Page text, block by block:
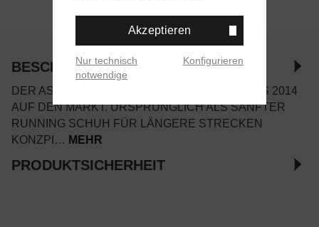
BESCHREIBUNG
DER ASICS GEL-CUMULUS 16 KAM ERSTMALS 2014
AUF DEN MARKT. URSPRÜNGLICH ALS SANFTER
RUNNING SCHUH FÜR LÄNGERE STRECKEN
KONZPI… MEHR
PRODUKTSICHERHEIT
Akzeptieren
Nur technisch
notwendige
Konfigurieren